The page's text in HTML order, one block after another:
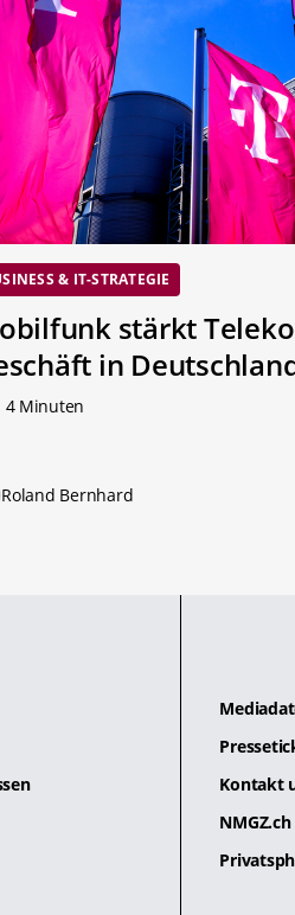
& IT-STRATEGIE
stärkt
in
4 Minuten
Roland Bernhard
Kontakt
NMGZ.ch